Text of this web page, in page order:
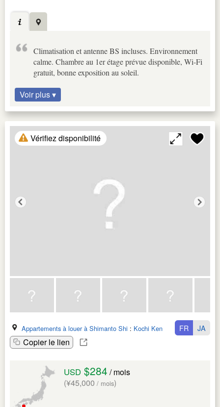
Climatisation et antenne BS incluses. Environnement
calme. Chambre au 1er étage prévue disponible, Wi-Fi
gratuit, bonne exposition au soleil.
Voir plus ▾
Vérifiez disponibilité
Appartements à louer à Shimanto Shi : Kochi Ken
Copier le lien
FR JA
USD $284 / mois
(¥45,000 / mois)